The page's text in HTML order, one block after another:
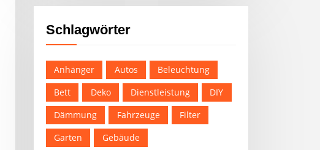
Schlagwörter
Anhänger Autos
Beleuchtung
Bett
Deko Dienstleistung
DIY
Dämmung
Fahrzeuge
Filter
Garten
Gebäude